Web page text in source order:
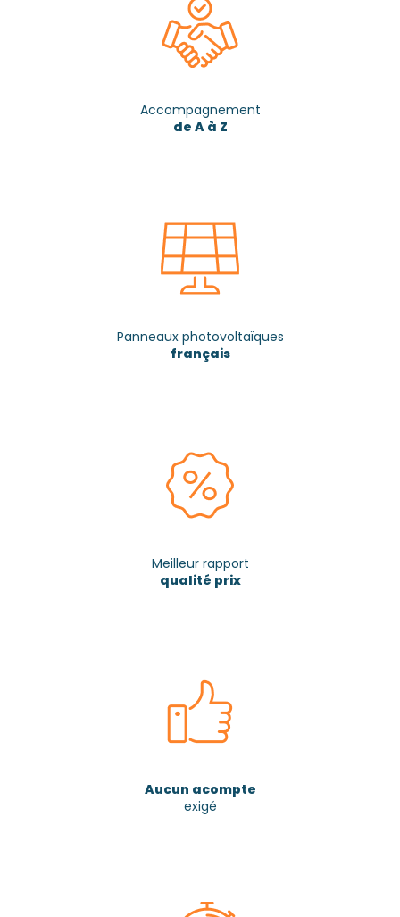
Accompagnement
de A à Z
Panneaux photovoltaïques
français
Meilleur rapport
qualité prix
Aucun acompte
exigé